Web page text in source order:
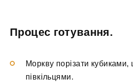
Процес готування.
Моркву порізати
півкільцями.